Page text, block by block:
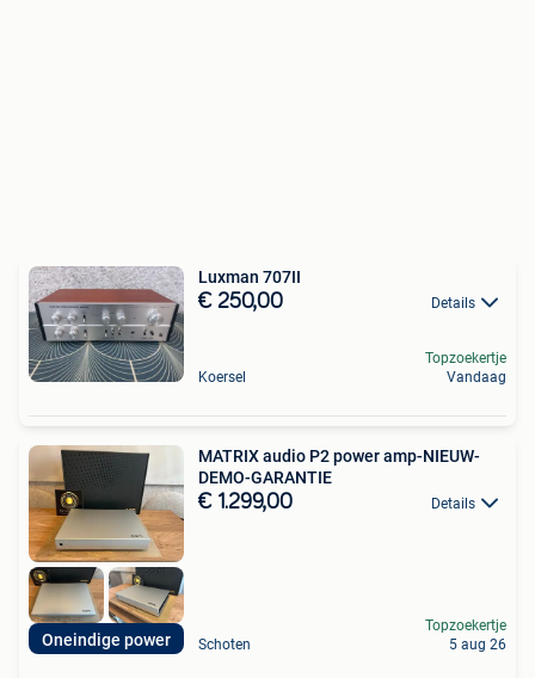
Luxman 707II
€ 250,00 Details
Koersel
Topzoekertje
Vandaag
Oneindige power
MATRIX audio P2 power amp-NIEUW-
DEMO-GARANTIE
€ 1.299,00 Details
Schoten
Topzoekertje
5 aug 26